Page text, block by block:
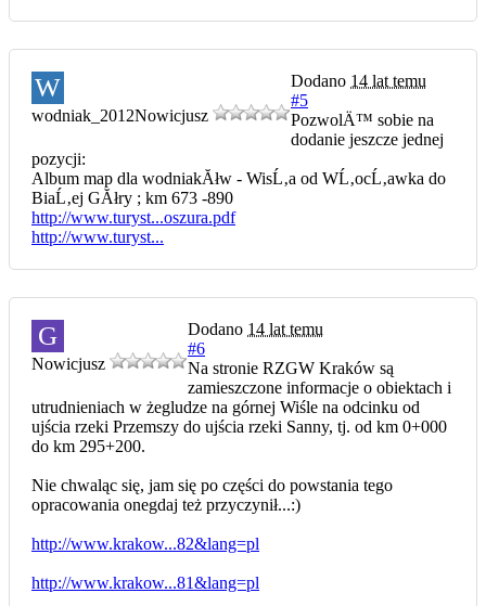
W
wodniak_2012Nowicjusz
Dodano 14 lat temu
#5
PozwolÄ™ sobie na
dodanie jeszcze jednej
pozycji:
Album map dla wodniakĂłw - WisĹ‚a od WĹ‚ocĹ‚awka do
BiaĹ‚ej GĂłry ; km 673 -890
http://www.turyst...oszura.pdf
http://www.turyst...
G
Nowicjusz
Dodano 14 lat temu
#6
Na stronie RZGW Kraków są
zamieszczone informacje o obiektach i
utrudnieniach w żegludze na górnej Wiśle na odcinku od
ujścia rzeki Przemszy do ujścia rzeki Sanny, tj. od km 0+000
do km 295+200.
Nie chwaląc się, jam się po części do powstania tego
opracowania onegdaj też przyczynił...:)
http://www.krakow...82&lang=pl
http://www.krakow...81&lang=pl